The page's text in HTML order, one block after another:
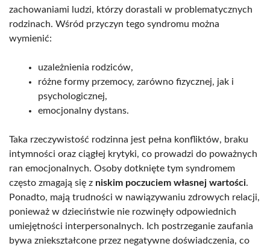
zachowaniami ludzi, którzy dorastali w problematycznych
rodzinach. Wśród przyczyn tego syndromu można
wymienić:
uzależnienia rodziców,
różne formy przemocy, zarówno fizycznej, jak i
psychologicznej,
emocjonalny dystans.
Taka rzeczywistość rodzinna jest pełna konfliktów, braku
intymności oraz ciągłej krytyki, co prowadzi do poważnych
ran emocjonalnych. Osoby dotknięte tym syndromem
często zmagają się z niskim poczuciem własnej wartości.
Ponadto, mają trudności w nawiązywaniu zdrowych relacji,
ponieważ w dzieciństwie nie rozwinęły odpowiednich
umiejętności interpersonalnych. Ich postrzeganie zaufania
bywa zniekształcone przez negatywne doświadczenia, co